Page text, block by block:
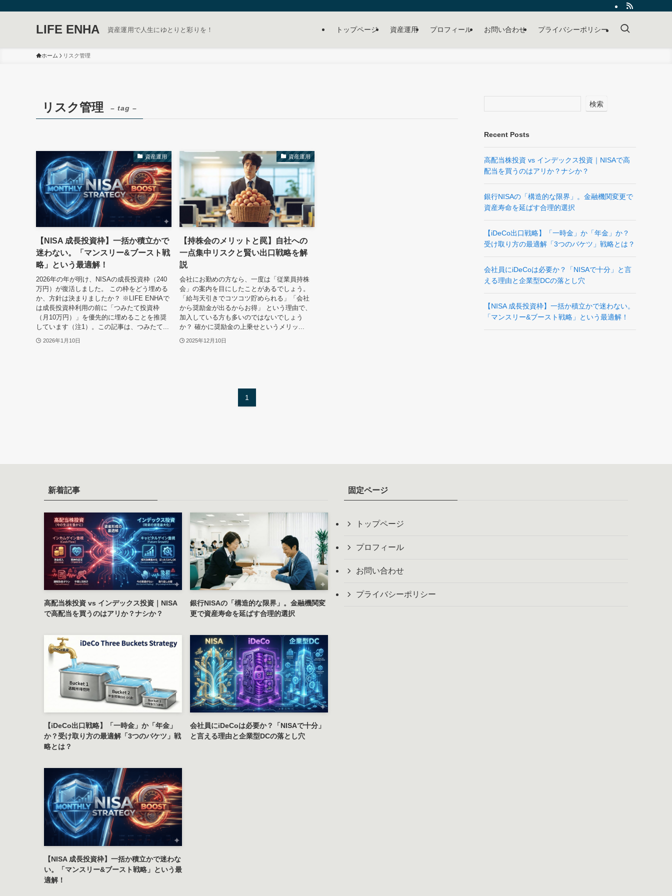
LIFE ENHA 資産運用で人生にゆとりと彩りを！ トップページ 資産運用 プロフィール お問い合わせ プライバシーポリシー
ホーム リスク管理
リスク管理 – tag –
資産運用
【NISA 成長投資枠】一括か積立かで
迷わない。「マンスリー&ブースト戦
略」という最適解！
2026年の年が明け、NISAの成長投資枠（240
万円）が復活しました。 この枠をどう埋める
か、方針は決まりましたか？ ※LIFE ENHAで
は成長投資枠利用の前に「つみたて投資枠
（月10万円）」を優先的に埋めることを推奨
しています（注1）。この記事は、つみたて...
2026年1月10日
資産運用
【持株会のメリットと罠】自社への
一点集中リスクと賢い出口戦略を解
説
会社にお勤めの方なら、一度は「従業員持株
会」の案内を目にしたことがあるでしょう。
「給与天引きでコツコツ貯められる」「会社
から奨励金が出るからお得」 という理由で、
加入している方も多いのではないでしょう
か？ 確かに奨励金の上乗せというメリッ...
2025年12月10日
1
検索
Recent Posts
高配当株投資 vs インデックス投資｜NISAで高
配当を買うのはアリか？ナシか？
銀行NISAの「構造的な限界」。金融機関変更で
資産寿命を延ばす合理的選択
【iDeCo出口戦略】「一時金」か「年金」か？
受け取り方の最適解「3つのバケツ」戦略とは？
会社員にiDeCoは必要か？「NISAで十分」と言
える理由と企業型DCの落とし穴
【NISA 成長投資枠】一括か積立かで迷わない。
「マンスリー&ブースト戦略」という最適解！
新着記事
高配当株投資 vs インデックス投資｜NISA
で高配当を買うのはアリか？ナシか？
銀行NISAの「構造的な限界」。金融機関変
更で資産寿命を延ばす合理的選択
【iDeCo出口戦略】「一時金」か「年金」
か？受け取り方の最適解「3つのバケツ」戦
略とは？
会社員にiDeCoは必要か？「NISAで十分」
と言える理由と企業型DCの落とし穴
【NISA 成長投資枠】一括か積立かで迷わな
い。「マンスリー&ブースト戦略」という最
適解！
固定ページ
トップページ
プロフィール
お問い合わせ
プライバシーポリシー